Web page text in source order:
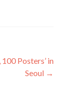
100 Posters’ in
Seoul →